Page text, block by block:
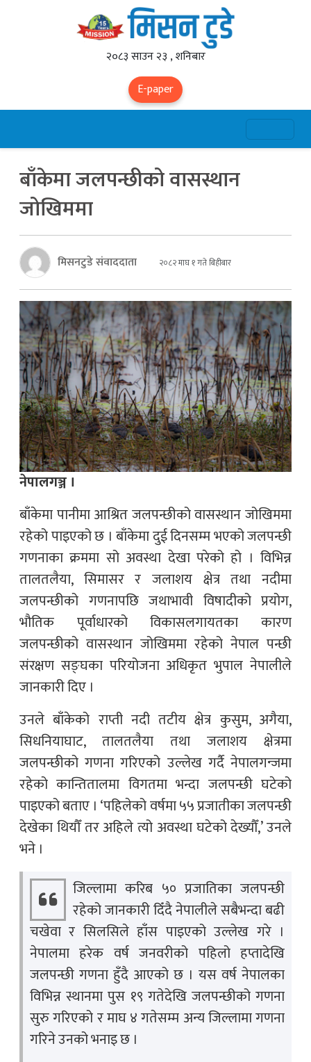
२०८३ साउन २३ , शनिबार
E-paper
बाँकेमा जलपन्छीको वासस्थान
जोखिममा
मिसनटुडे संवाददाता २०८२ माघ १ गते बिहीबार
नेपालगञ्ज ।
बाँकेमा पानीमा आश्रित जलपन्छीको वासस्थान जोखिममा
रहेको पाइएको छ । बाँकेमा दुई दिनसम्म भएको जलपन्छी
गणनाका क्रममा सो अवस्था देखा परेको हो । विभिन्न
तालतलैया, सिमासर र जलाशय क्षेत्र तथा नदीमा
जलपन्छीको गणनापछि जथाभावी विषादीको प्रयोग,
भौतिक पूर्वाधारको विकासलगायतका कारण
जलपन्छीको वासस्थान जोखिममा रहेको नेपाल पन्छी
संरक्षण सङ्घका परियोजना अधिकृत भुपाल नेपालीले
जानकारी दिए ।
उनले बाँकेको राप्ती नदी तटीय क्षेत्र कुसुम, अगैया,
सिधनियाघाट, तालतलैया तथा जलाशय क्षेत्रमा
जलपन्छीको गणना गरिएको उल्लेख गर्दै नेपालगन्जमा
रहेको कान्तितालमा विगतमा भन्दा जलपन्छी घटेको
पाइएको बताए । ‘पहिलेको वर्षमा ५५ प्रजातीका जलपन्छी
देखेका थियौँ तर अहिले त्यो अवस्था घटेको देख्यौँ,’ उनले
भने ।
जिल्लामा करिब ५० प्रजातिका जलपन्छी
रहेको जानकारी दिँदै नेपालीले सबैभन्दा बढी
चखेवा र सिलसिले हाँस पाइएको उल्लेख गरे ।
नेपालमा हरेक वर्ष जनवरीको पहिलो हप्तादेखि
जलपन्छी गणना हुँदै आएको छ । यस वर्ष नेपालका
विभिन्न स्थानमा पुस १९ गतेदेखि जलपन्छीको गणना
सुरु गरिएको र माघ ४ गतेसम्म अन्य जिल्लामा गणना
गरिने उनको भनाइ छ ।